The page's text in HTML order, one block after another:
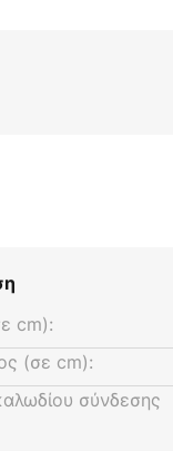
cm):
(σε cm):
σύνδεσης